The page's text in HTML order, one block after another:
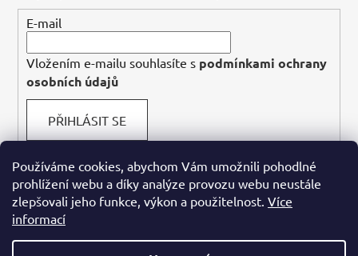
Používáme cookies, abychom Vám umožnili pohodlné
prohlížení webu a díky analýze provozu webu neustále
zlepšovali jeho funkce, výkon a použitelnost. Více
informací
E-mail
Vložením e-mailu souhlasíte s podmínkami ochrany
osobních údajů
PŘIHLÁSIT SE
Facebook